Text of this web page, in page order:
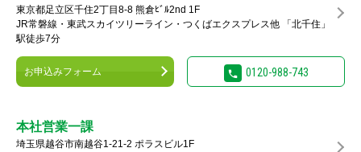
東京都足立区千住2丁目8-8 熊倉ﾋﾞﾙ2nd 1F
JR常磐線・東武スカイツリーライン・つくばエクスプレス他 「北千住」
駅徒歩7分
お申込みフォーム 0120-988-743
本社営業一課
埼玉県越谷市南越谷1-21-2 ポラスビル1F